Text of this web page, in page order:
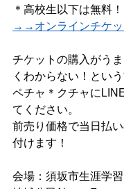
＊高校生以下は無料！
→→オンラインチケッ
チケットの購入がう
くわからない！という
ペチャ＊クチャに
てください。
前売り価格で当日払
付けます！
会場：須坂市生涯学